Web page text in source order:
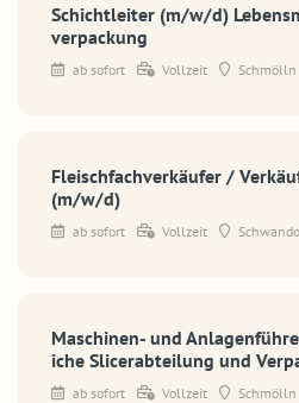
Schichtleiter (m/w/d)
verpackung
ab sofort Vollzeit Schmölln
Fleischfachverkäufer /
(m/w/d)
ab sofort Vollzeit
Maschinen- und
iche Slicerabteilung und
ab sofort Vollzeit Schmölln